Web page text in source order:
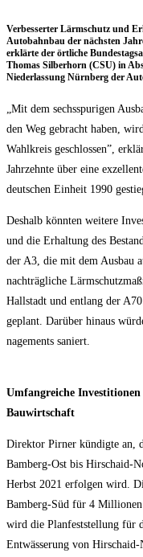
Ver­bes­ser­ter Lärm­schutz und
Auto­bahn­bau der nächs­ten
erklär­te der ört­li­che
Tho­mas Sil­ber­horn (CSU) in
Nie­der­las­sung Nürn­berg der
„Mit dem sechs­spu­ri­gen
den Weg gebracht haben,
Wahl­kreis geschlos­sen”,
Jahr­zehn­te über eine
deut­schen Ein­heit 1990
Des­halb könn­ten wei­te­re
und die Erhal­tung des
der A3, die mit dem Aus­bau
nach­träg­li­che
Hall­stadt und ent­lang der
geplant. Dar­über hin­aus
nage­ments saniert.
Umfang­rei­che
Bauwirtschaft
Direk­tor Pir­ner kün­dig­te an,
Bam­berg-Ost bis Hirschaid-
Herbst 2021 erfol­gen wird.
Bam­berg-Süd für 4
wird die Plan­fest­stel­lung für
Ent­wäs­se­rung von